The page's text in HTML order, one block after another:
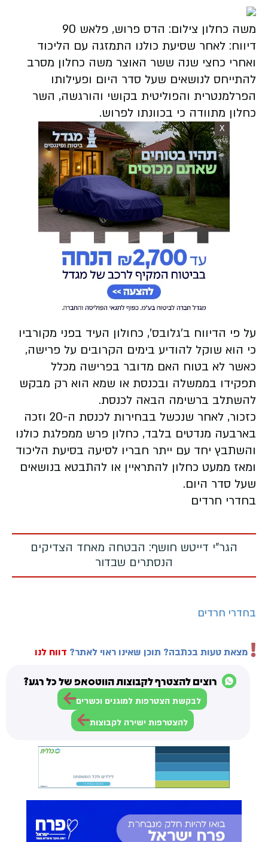
משה כחלון צילום: הדס פרוש, פלאש 90
דיווח: לאחר שסיעת כולנו התמזגה עם הליכוד
ואחרי כחצי שנה ששר האוצר משה כחלון מסרב
להתייחס לנושאים שעל סדר היום ופעילותו
הפרלמנטרית והפוליטית בקושי והורגשה, השר
כחלון מתוודה כי בכוונתו לפרוש.
X
על פי הדיווח ב'גלובס׳, כחולון העיד בפני מקורביו
כי הוא שוקל להודיע בימים הקרובים על פרישה,
כאשר לא בטוח האם מדובר בפרישה מכלל
תפקידו בממשלה ובכנסת או שמא הוא רק מבקש
להשתלב ברשימה הבאה לכנסת.
כזכור, לאחר שנכשל בבחירות לכנסת ה-20 וזכה
בארבעה מנדטים בלבד, כחלון פרש ממפלגת כולנו
והשתבץ יחד עם ייתר חבריו לסיעה בסיעת הליכוד
ומאז ממעט כחלון להתראיין או להתבטא בנושאים
שעל סדר היום.
בחדרי חרדים
הגר"י דייטש חושף: הבטחה מאחד הצדיקים
הנסתרים שבדור
בחדרי חרדים
מצאת טעות בכתבה? תוכן שאינו ראוי לאתר? דווח לנו
רוצים להצטרף לקבוצות הווטסאפ של כל רגע?
לבקשת הצטרפות למוגנים וכשרים
להצטרפות ישירה לקבוצות